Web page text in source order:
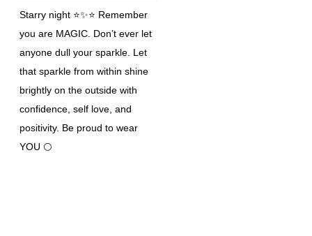
Starry night ⭐️✨⭐️ Remember
you are MAGIC. Don’t ever let
anyone dull your sparkle. Let
that sparkle from within shine
brightly on the outside with
confidence, self love, and
positivity. Be proud to wear
YOU 🌕